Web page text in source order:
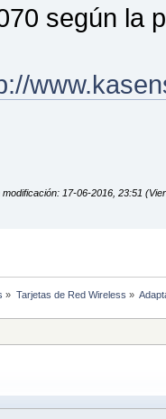
según la
modificación: 17-06-2016, 23:51
» Tarjetas de Red Wireless »